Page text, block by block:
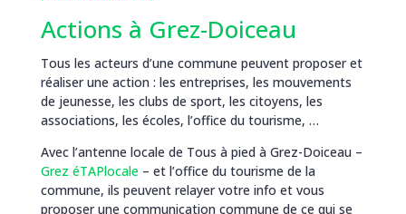
Actions à Grez-Doiceau
Tous les acteurs d’une commune peuvent proposer et
réaliser une action : les entreprises, les mouvements
de jeunesse, les clubs de sport, les citoyens, les
associations, les écoles, l’office du tourisme, …
Avec l’antenne locale de Tous à pied à Grez-Doiceau –
Grez éTAPlocale– et l’office du tourisme de la
commune, ils peuvent relayer votre info et vous
proposer une communication commune de ce qui se